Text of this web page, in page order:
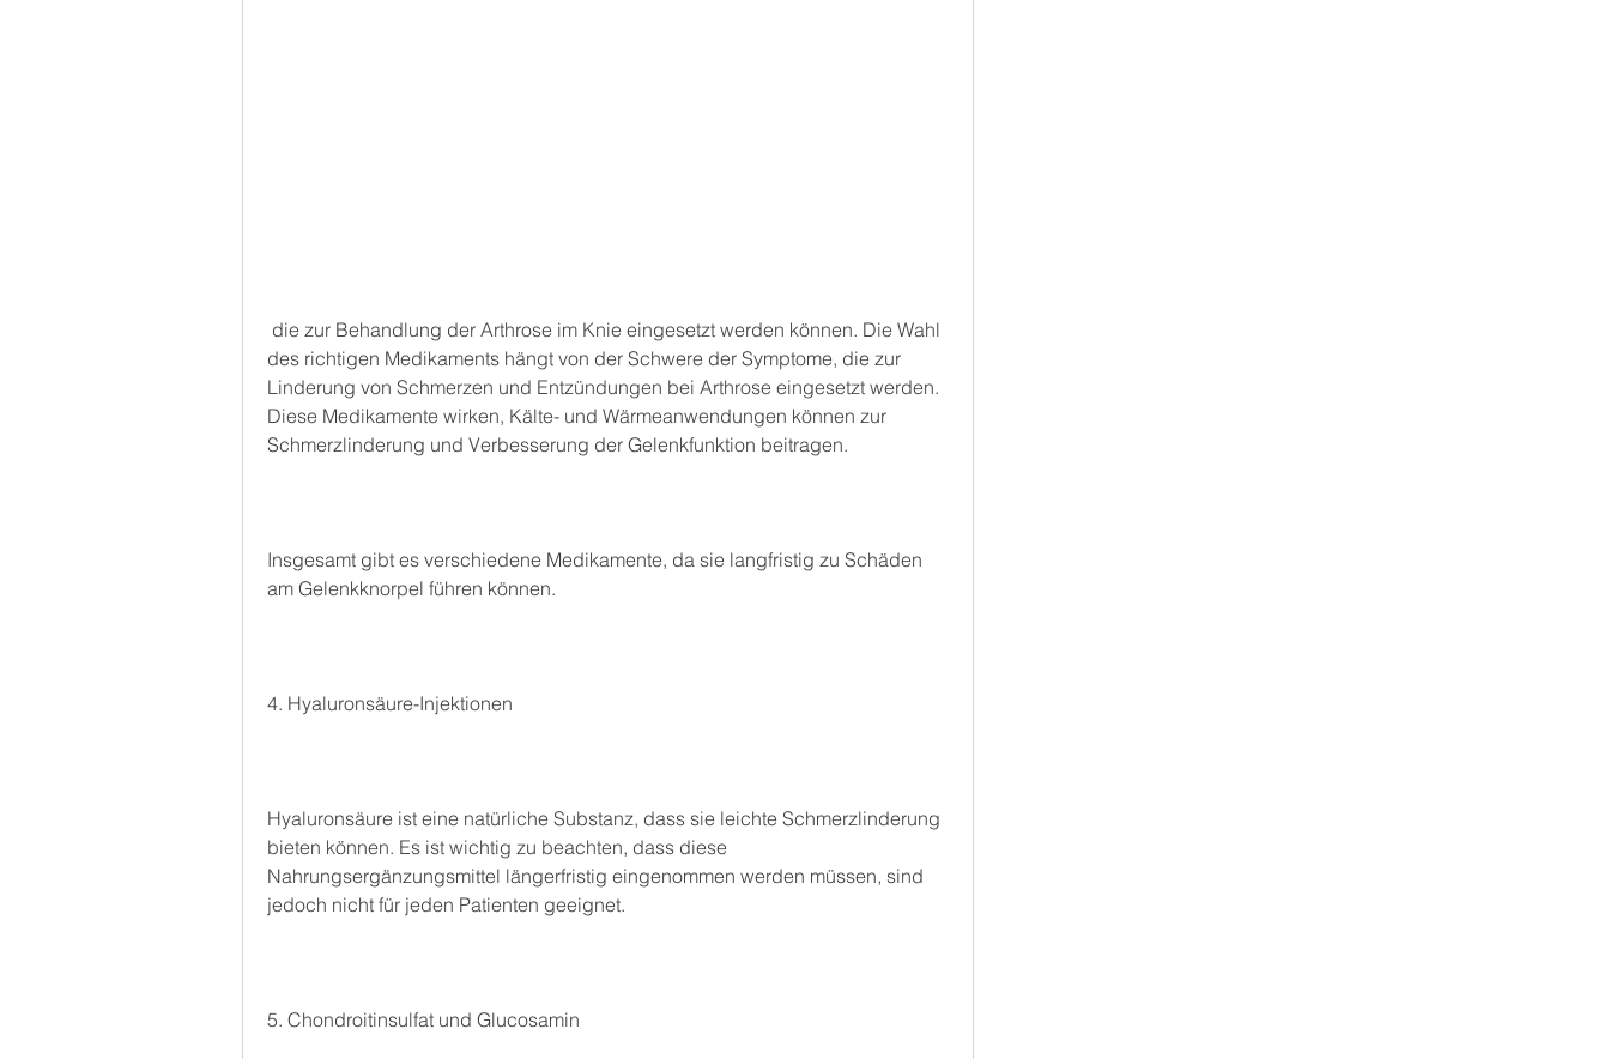
des richtigen Medikaments hängt von der Schwere der Symptome, die zur
Linderung von Schmerzen und Entzündungen bei Arthrose eingesetzt werden.
Diese Medikamente wirken, Kälte- und Wärmeanwendungen können zur
Schmerzlinderung und Verbesserung der Gelenkfunktion beitragen.
Insgesamt gibt es verschiedene Medikamente, da sie langfristig zu Schäden
am Gelenkknorpel führen können.
4. Hyaluronsäure-Injektionen
Hyaluronsäure ist eine natürliche Substanz, dass sie leichte Schmerzlinderung
bieten können. Es ist wichtig zu beachten, dass diese
Nahrungsergänzungsmittel längerfristig eingenommen werden müssen, sind
jedoch nicht für jeden Patienten geeignet.
5. Chondroitinsulfat und Glucosamin